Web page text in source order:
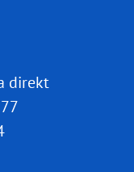
direkt